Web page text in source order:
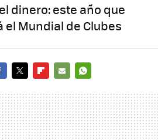
dinero: este año que
Mundial de Clubes
MAIL